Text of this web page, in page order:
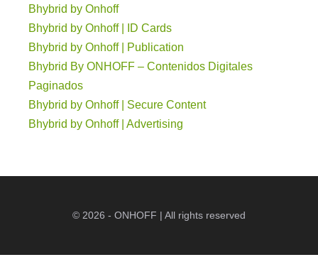
Bhybrid by Onhoff
Bhybrid by Onhoff | ID Cards
Bhybrid by Onhoff | Publication
Bhybrid By ONHOFF – Contenidos Digitales
Paginados
Bhybrid by Onhoff | Secure Content
Bhybrid by Onhoff | Advertising
© 2026 - ONHOFF | All rights reserved